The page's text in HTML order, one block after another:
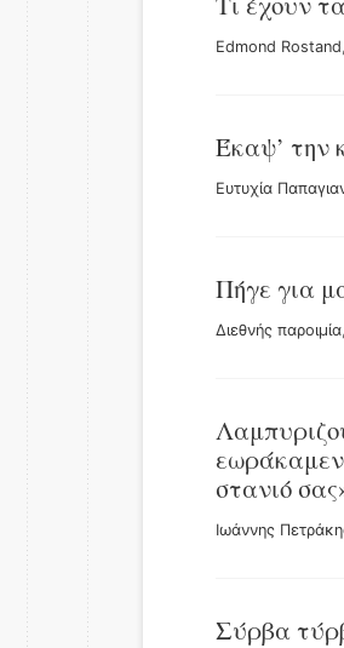
Edmond Rostand,
Έκαψ’ την
Ευτυχία
Πήγε για
Διεθνής παροιμία,
στανιό
Ιωάννης
Σύρβα